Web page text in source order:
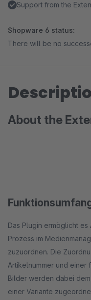
Support from the
Shopware 6 status:
There will be no
About the
Das Plugin ermöglicht
Prozess im
zuzuordnen. Die
Artikelnummer und einer
Bilder werden dabei
einer Variante